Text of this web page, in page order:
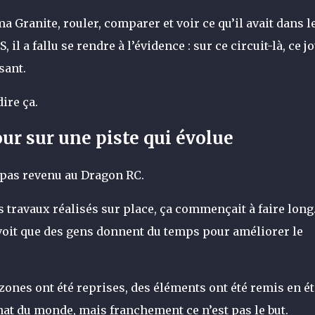
Granite, rouler, comparer et voir ce qu’il avait dans
il a fallu se rendre à l’évidence : sur ce circuit-là, ce
ça.
sur une piste qui évolue
revenu au Dragon RC.
travaux réalisés sur place, ça commençait à faire
que des gens donnent du temps pour améliorer le
ont été reprises, des éléments ont été remis en
du monde, mais franchement ce n’est pas le but.